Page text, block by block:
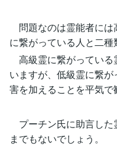
問題なのは霊能者には
に繋がっている人と二種
高級霊に繋がっている
いますが、低級霊に繋
害を加えることを平気で
プーチン氏に助言した
までもないでしょう。